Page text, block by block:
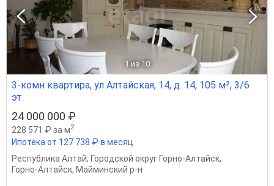
1 из 10
3-комн квартира, ул Алтайская, 14, д. 14, 105 м², 3/6
эт.
24 000 000 ₽
228 571 ₽ за м2
Ипотека от 127 738 ₽ в месяц
Республика Алтай, Городской округ Горно-Алтайск,
Горно-Алтайск, Майминский р-н